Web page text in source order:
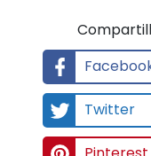
Outlook
Gerar QR